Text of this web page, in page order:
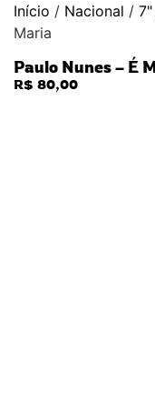
Início / Nacional / 7"
Maria
Paulo Nunes – É
R$ 80,00